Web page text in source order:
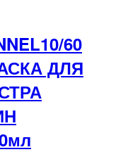
60
ДЛЯ